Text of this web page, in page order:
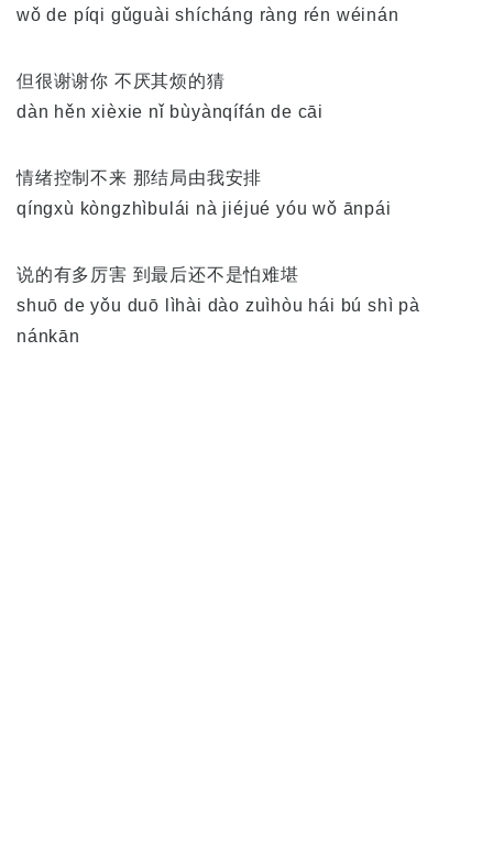
wǒ de píqi gǔguài shícháng ràng rén wéinán
但很谢谢你 不厌其烦的猜
dàn hěn xièxie nǐ bùyànqífán de cāi
情绪控制不来 那结局由我安排
qíngxù kòngzhìbulái nà jiéjué yóu wǒ ānpái
说的有多厉害 到最后还不是怕难堪
shuō de yǒu duō lìhài dào zuìhòu hái bú shì pà
nánkān